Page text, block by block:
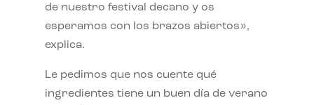
de nuestro festival decano y os
esperamos con los brazos abiertos»,
explica.
Le pedimos que nos cuente qué
ingredientes tiene un buen día de verano